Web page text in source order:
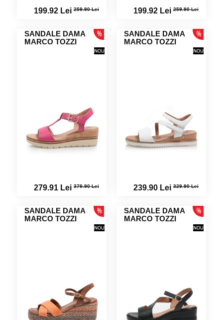
199.92 Lei 259.90 Lei 199.92 Lei259.90 Lei
SANDALE DAMA
MARCO TOZZI
279.91 Lei 379.90 Lei
SANDALE DAMA
MARCO TOZZI
239.90 Lei329.90 Lei
SANDALE DAMA
MARCO TOZZI
SANDALE DAMA
MARCO TOZZI